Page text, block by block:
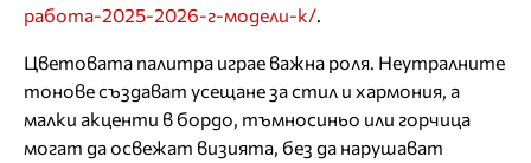
работа-2025-2026-г-модели-к/.
Цветовата палитра играе важна роля. Неутралните
тонове създават усещане за стил и хармония, а
малки акценти в бордо, тъмносиньо или горчица
могат да освежат визията, без да нарушават